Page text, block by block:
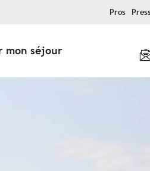
Pros
mon séjour